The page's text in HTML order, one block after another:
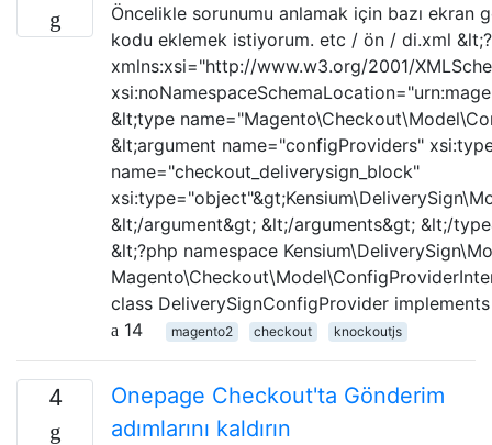
Öncelikle sorunumu anlamak için bazı
kodu eklemek istiyorum. etc / ön / di.xml
xmlns:xsi="http://www.w3.org/2001/
&lt;type
&lt;argument name="configProviders"
name="checkout_deliverysign_block"
&lt;/argument&gt; &lt;/arguments&gt; &lt;/
&lt;?php namespace
class DeliverySignConfigProvider
14
magento2 checkout knockoutjs
4
Onepage Checkout'ta Gönderim
adımlarını kaldırın